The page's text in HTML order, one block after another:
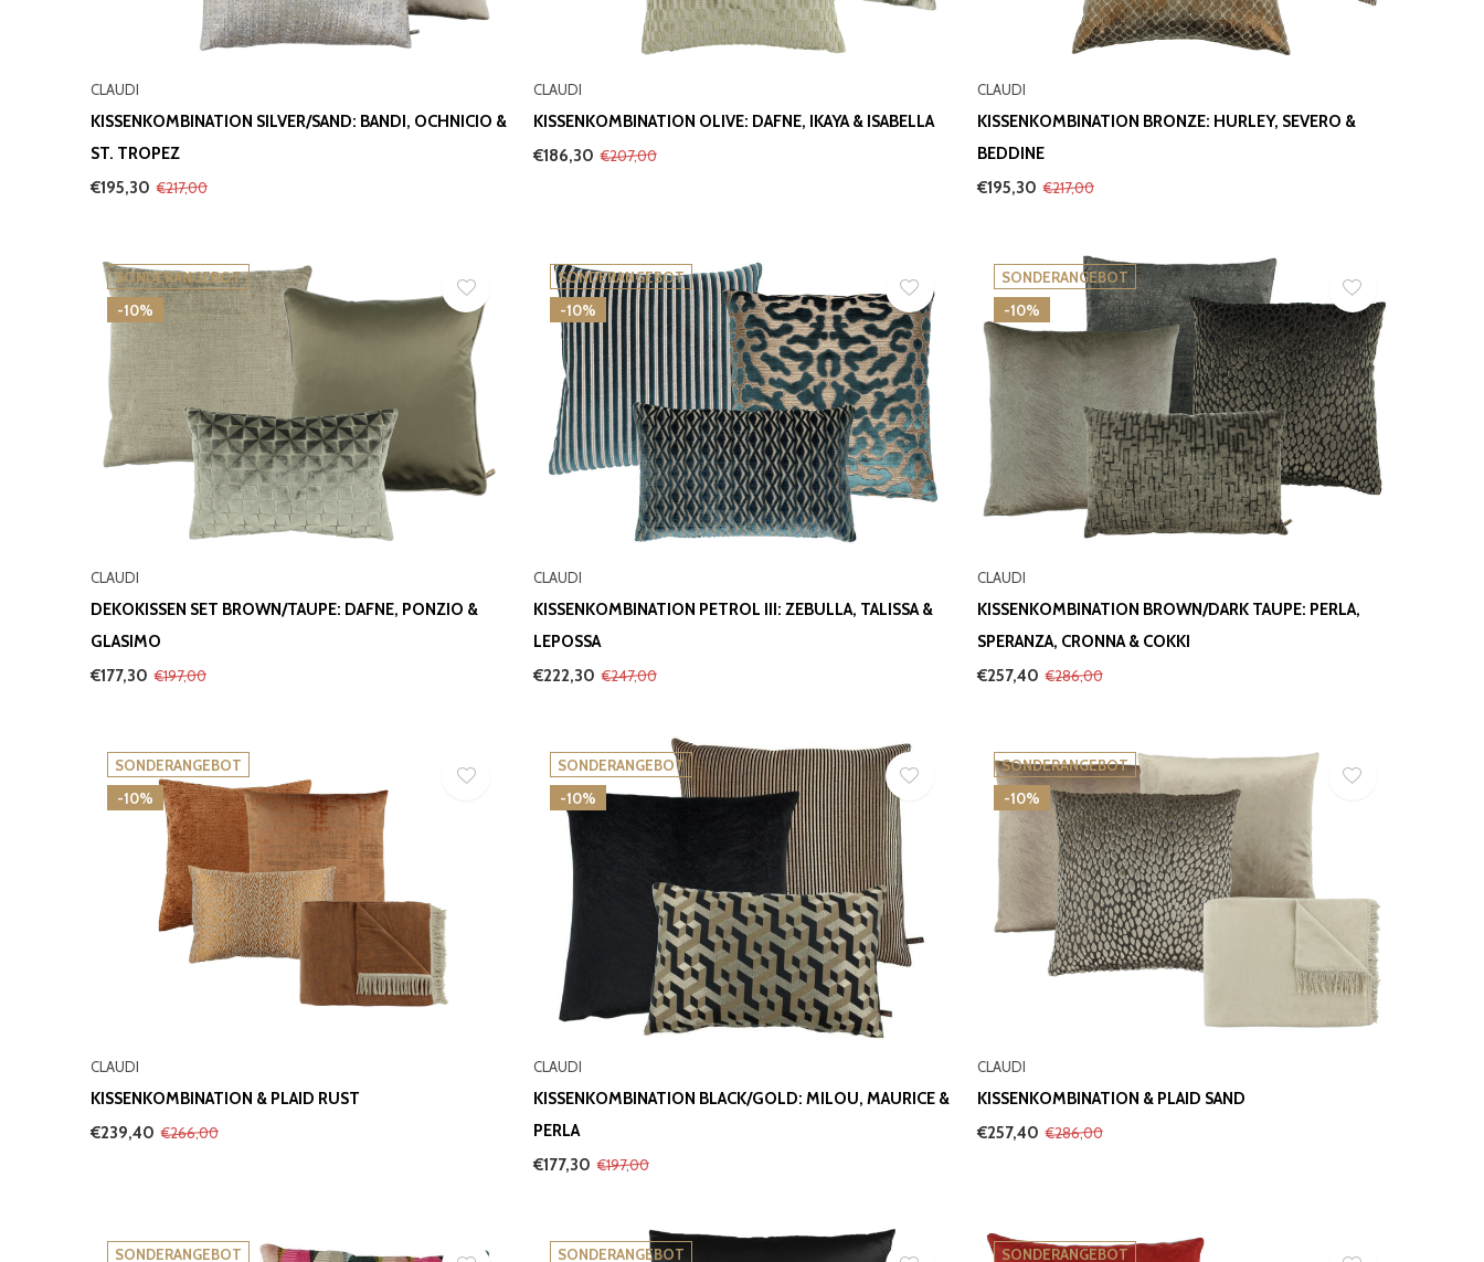
CLAUDI
KISSENKOMBINATION SILVER/SAND: BANDI, OCHNICIO &
ST. TROPEZ
€195,30 €217,00
CLAUDI
KISSENKOMBINATION OLIVE: DAFNE, IKAYA & ISABELLA
€186,30 €207,00
CLAUDI
KISSENKOMBINATION BRONZE: HURLEY, SEVERO &
BEDDINE
€195,30 €217,00
SONDERANGEBOT
-10%
CLAUDI
DEKOKISSEN SET BROWN/TAUPE: DAFNE, PONZIO &
GLASIMO
€177,30 €197,00
SONDERANGEBOT
-10%
CLAUDI
KISSENKOMBINATION PETROL III: ZEBULLA, TALISSA &
LEPOSSA
€222,30 €247,00
SONDERANGEBOT
-10%
CLAUDI
KISSENKOMBINATION BROWN/DARK TAUPE: PERLA,
SPERANZA, CRONNA & COKKI
€257,40 €286,00
SONDERANGEBOT
-10%
CLAUDI
KISSENKOMBINATION & PLAID RUST
€239,40 €266,00
SONDERANGEBOT
-10%
CLAUDI
KISSENKOMBINATION BLACK/GOLD: MILOU, MAURICE &
PERLA
€177,30 €197,00
SONDERANGEBOT
-10%
CLAUDI
KISSENKOMBINATION & PLAID SAND
€257,40 €286,00
SONDERANGEBOT SONDERANGEBOT SONDERANGEBOT